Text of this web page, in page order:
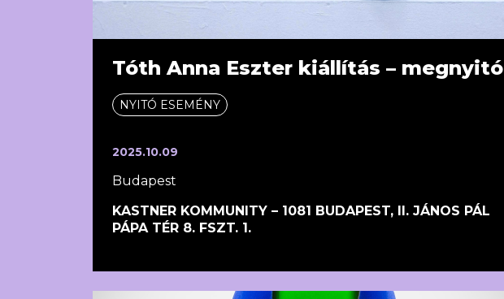
Tóth Anna Eszter kiállítás – megnyitó
NYITÓ ESEMÉNY
2025.10.09
Budapest
KASTNER KOMMUNITY – 1081 BUDAPEST, II. JÁNOS PÁL
PÁPA TÉR 8. FSZT. 1.